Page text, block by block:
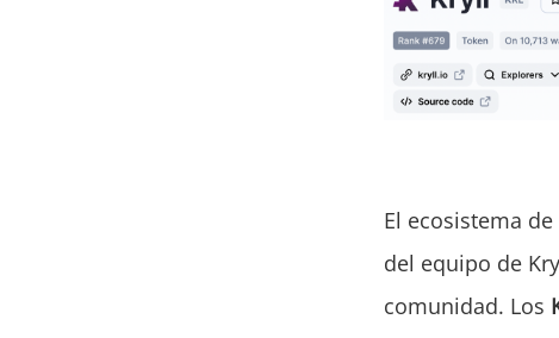
El ecosistema
del equipo de
comunidad. Los